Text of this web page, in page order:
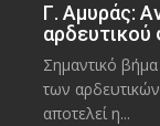
Γ. Αμυράς:
Σημαντικό
των
αποτελεί η...